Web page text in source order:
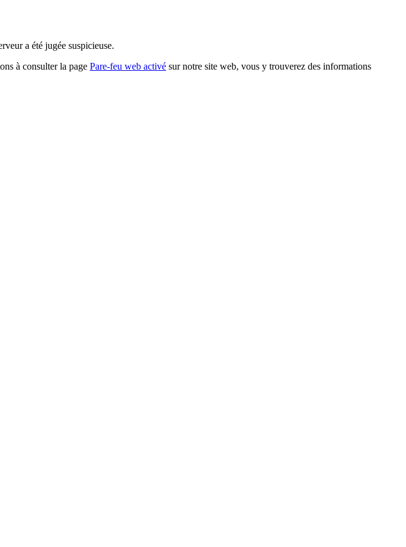
a été jugée suspicieuse.
à consulter la page Pare-feu web activé sur notre site web, vous y trouverez des informations